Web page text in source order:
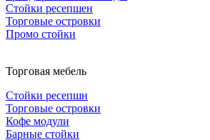
Стойки ресепшен
Торговые островки
Промо стойки
Торговая мебель
Стойки ресепшн
Торговые островки
Кофе модули
Барные стойки